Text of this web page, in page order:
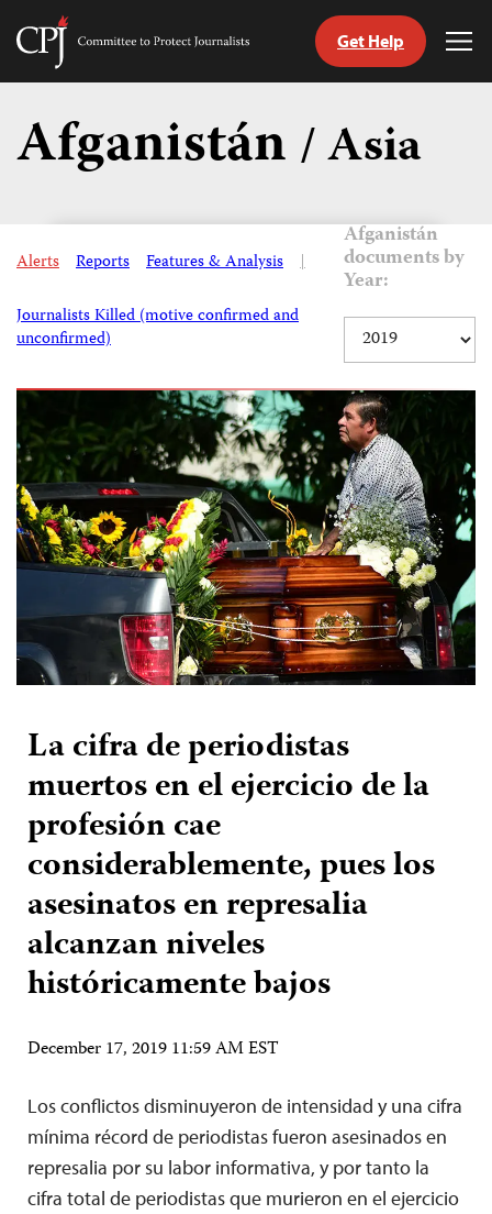
Skip
content
Committee
Journalists
Get Help
Afganistán/ Asia
Alerts Reports Features & Analysis |
Journalists Killed (motive confirmed and
unconfirmed)
Afganistán
documents by
Year:
La cifra de periodistas
muertos en el ejercicio de la
profesión cae
considerablemente, pues los
asesinatos en represalia
alcanzan niveles
históricamente bajos
December 17, 2019 11:59 AM EST
Los conflictos disminuyeron de intensidad y una cifra
mínima récord de periodistas fueron asesinados en
represalia por su labor informativa, y por tanto la
cifra total de periodistas que murieron en el ejercicio